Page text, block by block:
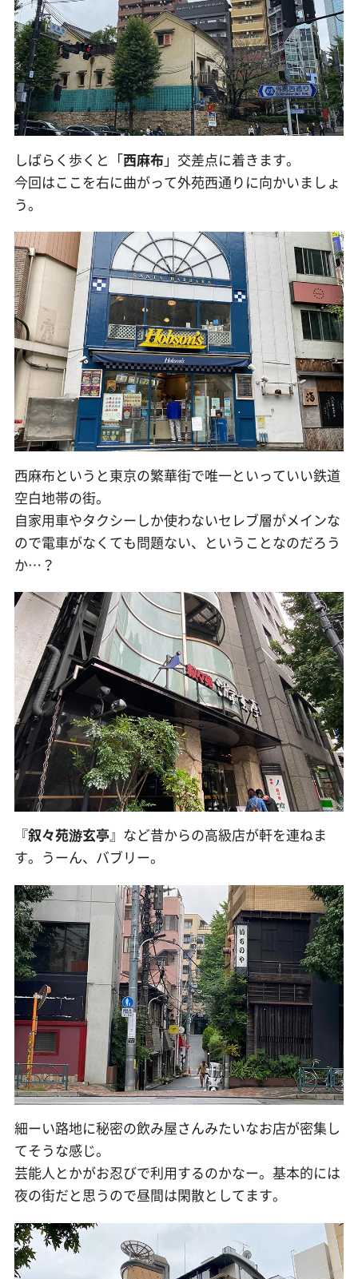
しばらく歩くと「西麻布 」交差点に着きます。
今回はここを右に曲がって外苑西通りに向かいましょ
う。
西麻布というと東京の繁華街で唯一といっていい鉄道
空白地帯の街。
自家用車やタクシーしか使わないセレブ層がメインな
ので電車がなくても問題ない、ということなのだろう
か…？
『叙々苑游玄亭』など昔からの高級店が軒を連ねま
す。うーん、バブリー。
細ーい路地に秘密の飲み屋さんみたいなお店が密集し
てそうな感じ。
芸能人とかがお忍びで利用するのかなー。基本的には
夜の街だと思うので昼間は閑散としてます。